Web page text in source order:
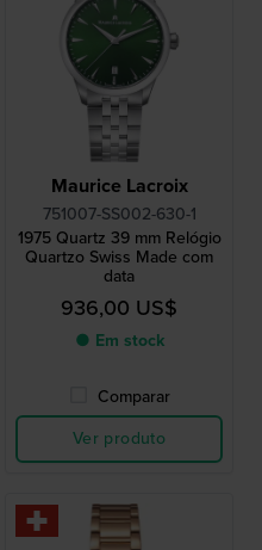
Maurice Lacroix
751007-SS002-630-1
1975 Quartz 39 mm Relógio
Quartzo Swiss Made com
data
936,00 US$
● Em stock
Comparar
Ver produto